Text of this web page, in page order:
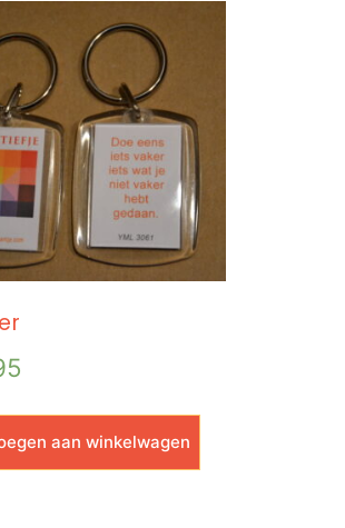
aan winkelwagen